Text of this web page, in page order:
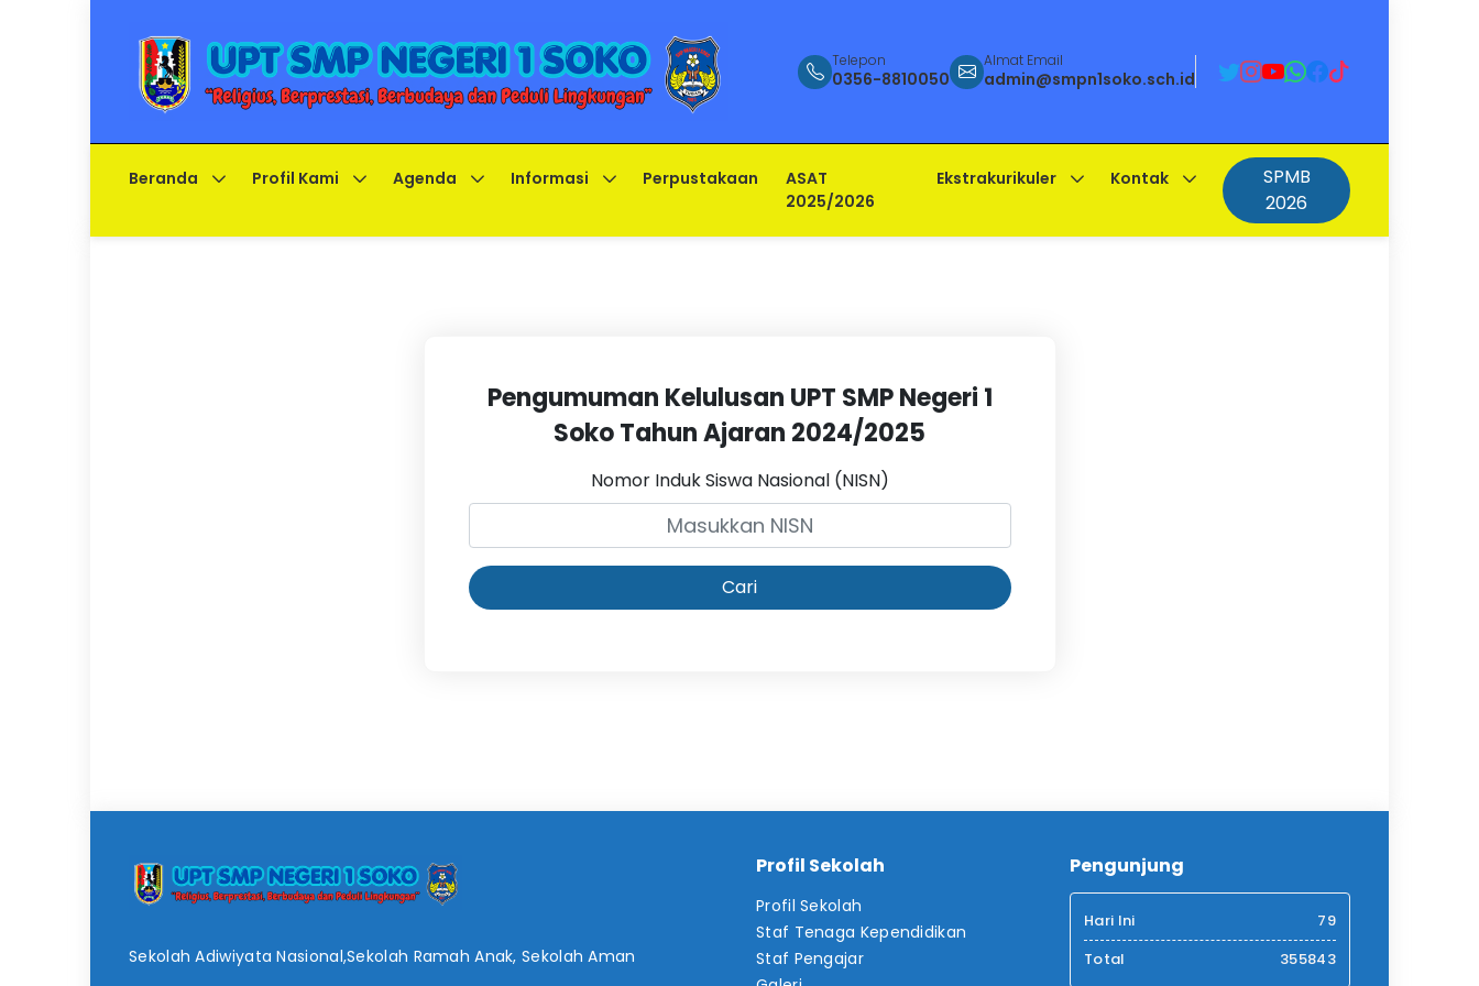
Telepon
0356-8810050
Almat Email
admin@smpn1soko.sch.id
Beranda Profil Kami Agenda Informasi Perpustakaan
ASAT
2025/2026
Ekstrakurikuler Kontak
SPMB
2026
Pengumuman Kelulusan UPT SMP Negeri 1
Soko Tahun Ajaran 2024/2025
Nomor Induk Siswa Nasional (NISN)
Cari
Sekolah Adiwiyata Nasional,Sekolah Ramah Anak, Sekolah Aman
Profil Sekolah
Profil Sekolah
Staf Tenaga Kependidikan
Staf Pengajar
Pengunjung
Hari Ini
79
Total
355843